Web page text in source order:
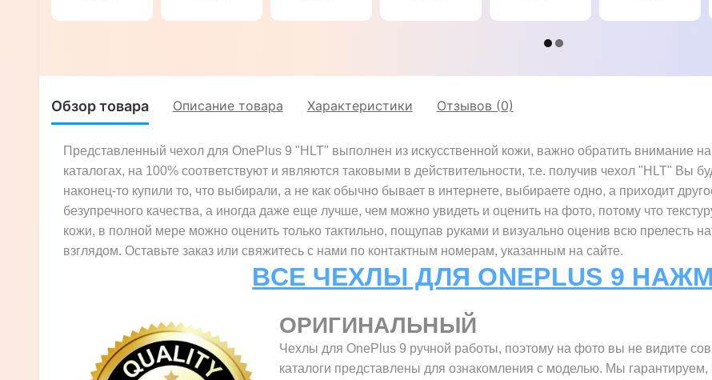
OnePlus 9
OnePlus 9
СТРАУС"
НОГА"
Обзор товара Описание товара Характеристики Отзывов (0)
Представленный чехол для OnePlus 9 "HLT" выполнен из искусственной кожи, важно обратить внимание
каталогах, на 100% соответствуют и являются таковыми в действительности, т.е. получив чехол "HLT" Вы
наконец-то купили то, что выбирали, а не как обычно бывает в интернете, выбираете одно, а приходит
безупречного качества, а иногда даже еще лучше, чем можно увидеть и оценить на фото, потому что
кожи, в полной мере можно оценить только тактильно, пощупав руками и визуально оценив всю прелесть
взглядом. Оставьте заказ или свяжитесь с нами по контактным номерам, указанным на сайте.
ВСЕ ЧЕХЛЫ ДЛЯ ONEPLUS 9
ОРИГИНАЛЬНЫЙ
Чехлы для OnePlus 9 ручной работы, поэтому на фото вы не видите
каталоги представлены для ознакомления с моделью. Мы гарантируем,